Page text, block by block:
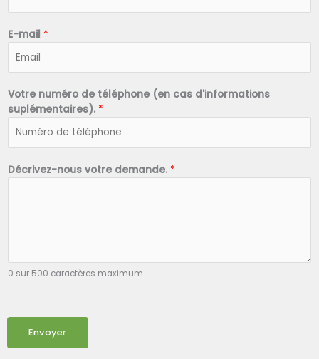
*
E-mail *
Votre numéro de téléphone (en cas d'informations
suplémentaires). *
Décrivez-nous votre demande. *
0 sur 500 caractères maximum.
Envoyer